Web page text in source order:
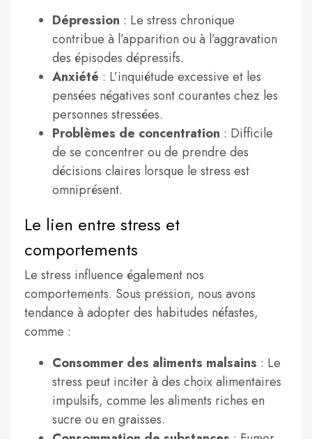
Dépression : Le stress chronique
contribue à l’apparition ou à l’aggravation
des épisodes dépressifs.
Anxiété : L’inquiétude excessive et les
pensées négatives sont courantes chez les
personnes stressées.
Problèmes de concentration : Difficile
de se concentrer ou de prendre des
décisions claires lorsque le stress est
omniprésent.
Le lien entre stress et
comportements
Le stress influence également nos
comportements. Sous pression, nous avons
tendance à adopter des habitudes néfastes,
comme :
Consommer des aliments malsains : Le
stress peut inciter à des choix alimentaires
impulsifs, comme les aliments riches en
sucre ou en graisses.